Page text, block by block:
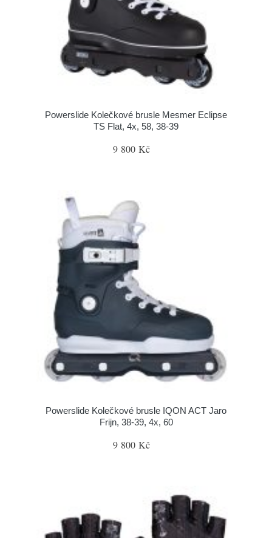
Powerslide Kolečkové brusle Mesmer Eclipse
TS Flat, 4x, 58, 38-39
9 800 Kč
Powerslide Kolečkové brusle IQON ACT Jaro
Frijn, 38-39, 4x, 60
9 800 Kč